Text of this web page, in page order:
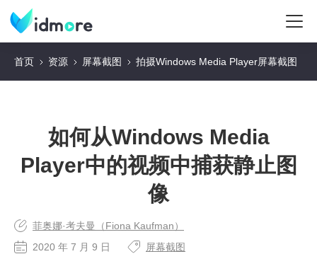
首页 资源 屏幕截图 拍摄Windows Media Player屏幕截图
如何从Windows Media
Player中的视频中捕获静止图
像
菲奥娜·考夫曼（Fiona Kaufman）
2020 年 7 月 9 日
屏幕截图